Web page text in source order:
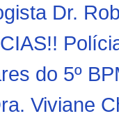
Dr.
do 5º
Viviane